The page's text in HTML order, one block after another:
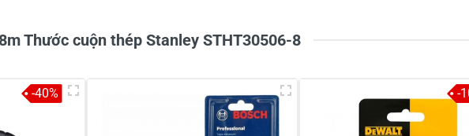
Thước cuộn thép Stanley STHT30506-8
-40% -